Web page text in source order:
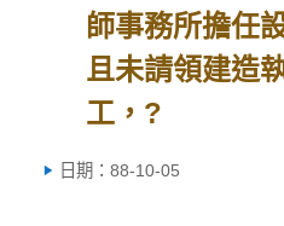
師事務所擔任
且未請領建造
工，?
日期：88-10-05